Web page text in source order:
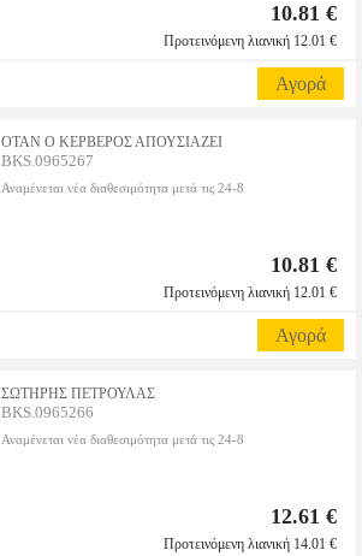
10.81 €
Προτεινόμενη λιανική 12.01 €
Αγορά
ΟΤΑΝ Ο ΚΕΡΒΕΡΟΣ ΑΠΟΥΣΙΑΖΕΙ
BKS.0965267
Αναμένεται νέα διαθεσιμότητα μετά τις 24-8
10.81 €
Προτεινόμενη λιανική 12.01 €
Αγορά
ΣΩΤΗΡΗΣ ΠΕΤΡΟΥΛΑΣ
BKS.0965266
Αναμένεται νέα διαθεσιμότητα μετά τις 24-8
12.61 €
Προτεινόμενη λιανική 14.01 €